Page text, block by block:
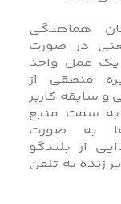
هماهنگی
در صورت
عمل واحد
منطقی از
سابقه کاربر
به سمت منبع
به‌ صورت
از بلندگو
زنده به تلفن